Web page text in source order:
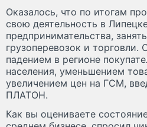
Оказалось, что по итогам
свою деятельность в
предпринимательства,
грузоперевозок и торговли.
падением в регионе
населения, уменьшением
увеличением цен на ГСМ,
ПЛАТОН.
Как вы оцениваете